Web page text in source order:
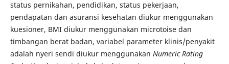
status pernikahan, pendidikan, status pekerjaan,
pendapatan dan asuransi kesehatan diukur menggunakan
kuesioner, BMI diukur menggunakan microtoise dan
timbangan berat badan, variabel parameter klinis/penyakit
adalah nyeri sendi diukur menggunakan Numeric Rating